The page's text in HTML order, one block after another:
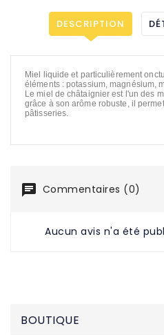
DESCRIPTION
Miel liquide et particulièrement
éléments : potassium, magnésium,
Le miel de châtaignier est l'un des
grâce à son arôme robuste, il
pâtisseries.
Commentaires (0)
Aucun avis n'a été
BOUTIQUE